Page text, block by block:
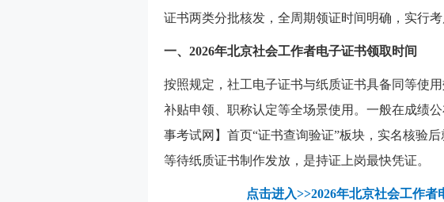
证书两类分批核发，全周期领证时间明确，实行
一、2026年北京社会工作者电子证书领取时间
按照规定，社工电子证书与纸质证书具备同等使
补贴申领、职称认定等全场景使用。一般在成绩
事考试网】首页“证书查询验证”板块，实名核验
等待纸质证书制作发放，是持证上岗最快凭证。
点击进入>>2026年北京社会工作者